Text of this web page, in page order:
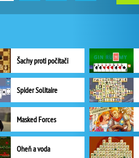
Šachy proti počítači
Spider Solitaire
Masked Forces
Oheň a voda